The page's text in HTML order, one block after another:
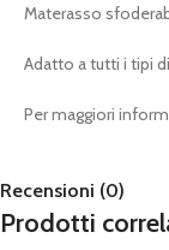
Materasso
Adatto a tutti i tipi
Per maggiori
Recensioni (0)
Prodotti